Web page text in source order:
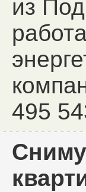
из
495